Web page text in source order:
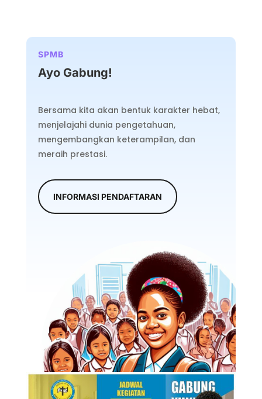
SPMB
Ayo Gabung!
Bersama kita akan bentuk karakter hebat,
menjelajahi dunia pengetahuan,
mengembangkan keterampilan, dan
meraih prestasi.
INFORMASI PENDAFTARAN